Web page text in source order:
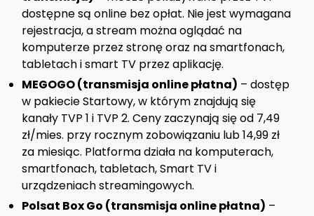
dostępne są online bez opłat. Nie jest wymagana
rejestracja, a stream można oglądać na
komputerze przez stronę oraz na smartfonach,
tabletach i smart TV przez aplikację.
MEGOGO (transmisja online płatna) – dostęp
w pakiecie Startowy, w którym znajdują się
kanały TVP 1 i TVP 2. Ceny zaczynają się od 7,49
zł/mies. przy rocznym zobowiązaniu lub 14,99 zł
za miesiąc. Platforma działa na komputerach,
smartfonach, tabletach, Smart TV i
urządzeniach streamingowych.
Polsat Box Go (transmisja online płatna) –